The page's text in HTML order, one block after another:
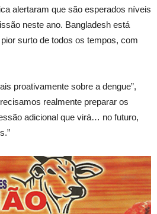
alertaram que são esperados níveis
neste ano. Bangladesh está
surto de todos os tempos, com
proativamente sobre a dengue”,
realmente preparar os
adicional que virá… no futuro,